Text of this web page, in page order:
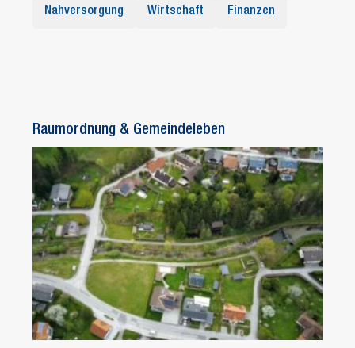
Nahversorgung Wirtschaft Finanzen
Raumordnung & Gemeindeleben